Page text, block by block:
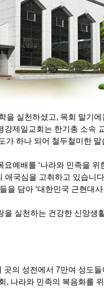
실천하셨고, 목회 말기에
제일교회는 한기총 소속
가 하나 되어 철두철미한 말
예배를 ‘나라와 민족을 위
애국심을 고취하고 있습니
을 담아 ‘대한민국 근현대사
실천하는 건강한 신앙생
의 성전에서 7만여 성도들
, 나라와 민족의 복음화를